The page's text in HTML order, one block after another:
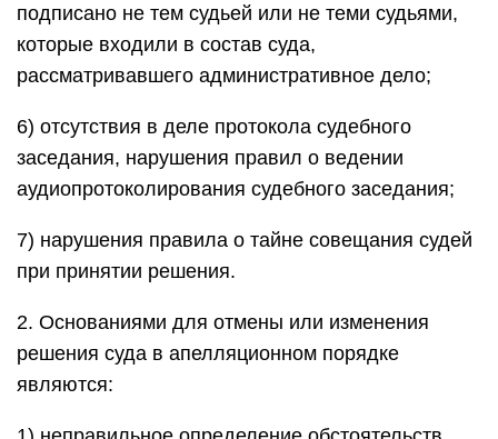
подписано не тем судьей или не теми судьями,
которые входили в состав суда,
рассматривавшего административное дело;
6) отсутствия в деле протокола судебного
заседания, нарушения правил о ведении
аудиопротоколирования судебного заседания;
7) нарушения правила о тайне совещания судей
при принятии решения.
2. Основаниями для отмены или изменения
решения суда в апелляционном порядке
являются: